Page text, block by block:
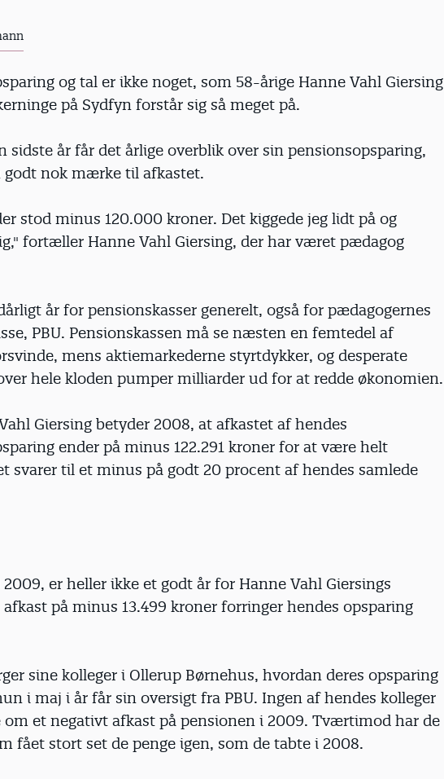
og tal er ikke noget, som 58-årige Hanne Vahl Giersing
på Sydfyn forstår sig så meget på.
sidste år får det årlige overblik over sin pensionsopsparing,
nok mærke til afkastet.
stod minus 120.000 kroner. Det kiggede jeg lidt på og
fortæller Hanne Vahl Giersing, der har været pædagog
år for pensionskasser generelt, også for pædagogernes
PBU. Pensionskassen må se næsten en femtedel af
mens aktiemarkederne styrtdykker, og desperate
hele kloden pumper milliarder ud for at redde økonomien.
Giersing betyder 2008, at afkastet af hendes
ender på minus 122.291 kroner for at være helt
svarer til et minus på godt 20 procent af hendes samlede
er heller ikke et godt år for Hanne Vahl Giersings
på minus 13.499 kroner forringer hendes opsparing
sine kolleger i Ollerup Børnehus, hvordan deres opsparing
i maj i år får sin oversigt fra PBU. Ingen af hendes kolleger
om et negativt afkast på pensionen i 2009. Tværtimod har de
fået stort set de penge igen, som de tabte i 2008.